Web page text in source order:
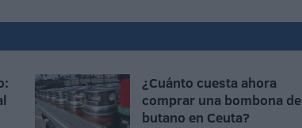
¿Cuánto cuesta ahora
comprar una bombona de
butano en Ceuta?